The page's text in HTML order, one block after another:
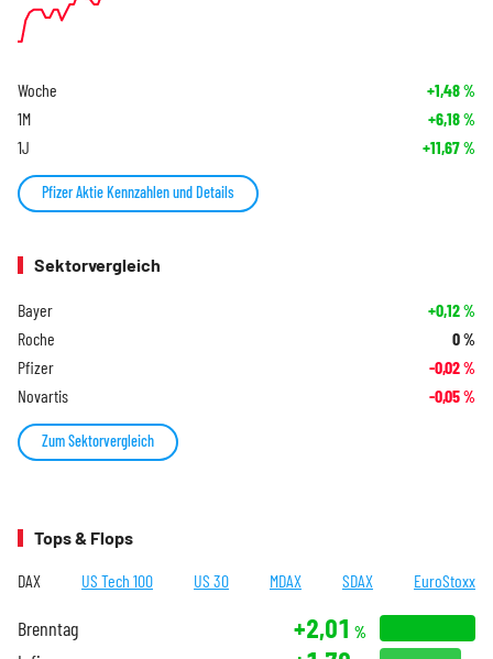
Woche +1,48%
1M +6,18%
1J +11,67%
Pfizer Aktie Kennzahlen und Details
Sektorvergleich
Bayer +0,12%
Roche 0%
Pfizer -0,02%
Novartis -0,05%
Zum Sektorvergleich
Tops & Flops
DAX US Tech 100 US 30 MDAX SDAX EuroStoxx
Brenntag +2,01 %